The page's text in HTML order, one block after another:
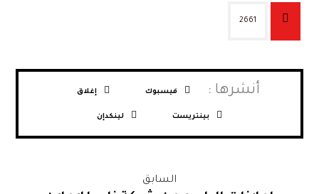
2661
فيسبوك إغلاق
بينتريست لينكدإن
السابق